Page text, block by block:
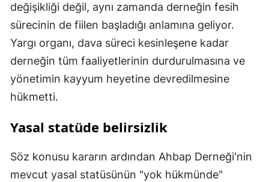
değişikliği değil, aynı zamanda derneğin fesih
sürecinin de fiilen başladığı anlamına geliyor.
Yargı organı, dava süreci kesinleşene kadar
derneğin tüm faaliyetlerinin durdurulmasına ve
yönetimin kayyum heyetine devredilmesine
hükmetti.
Yasal statüde belirsizlik
Söz konusu kararın ardından Ahbap Derneği'nin
mevcut yasal statüsünün "yok hükmünde"